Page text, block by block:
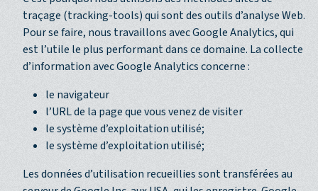
traçage (tracking-tools) qui sont des outils d’analyse Web.
Pour se faire, nous travaillons avec Google Analytics, qui
est l’utile le plus performant dans ce domaine. La collecte
d’information avec Google Analytics concerne :
le navigateur
l’URL de la page que vous venez de visiter
le système d’exploitation utilisé;
le système d’exploitation utilisé;
Les données d’utilisation recueillies sont transférées au